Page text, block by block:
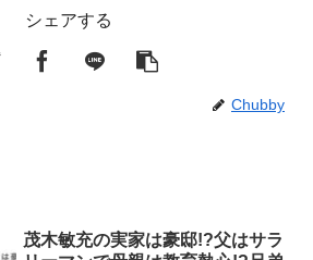
シェアする
Chubby
茂木敏充の実家は豪邸!?父はサラ